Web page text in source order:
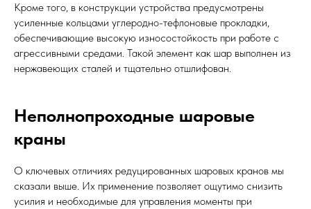
Кроме того, в конструкции устройства предусмотрены
усиленные кольцами углеродно-тефлоновые прокладки,
обеспечивающие высокую износостойкость при работе с
агрессивными средами. Такой элемент как шар выполнен из
нержавеющих сталей и тщательно отшлифован.
Неполнопроходные шаровые
краны
О ключевых отличиях редуцированных шаровых кранов мы
сказали выше. Их применение позволяет ощутимо снизить
усилия и необходимые для управления моменты при